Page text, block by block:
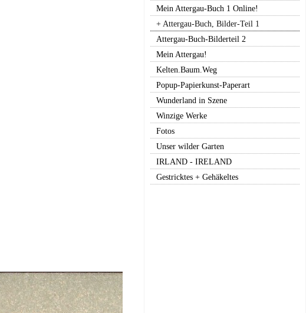
Mein Attergau-Buch 1 Online!
+ Attergau-Buch, Bilder-Teil 1
Attergau-Buch-Bilderteil 2
Mein Attergau!
Kelten.Baum.Weg
Popup-Papierkunst-Paperart
Wunderland in Szene
Winzige Werke
Fotos
Unser wilder Garten
IRLAND - IRELAND
Gestricktes + Gehäkeltes